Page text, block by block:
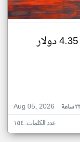
سعر نفط عُمان يتراجع 4.35 دولار
Aug 05, 2026
عدد الكلمات: ١٥٤